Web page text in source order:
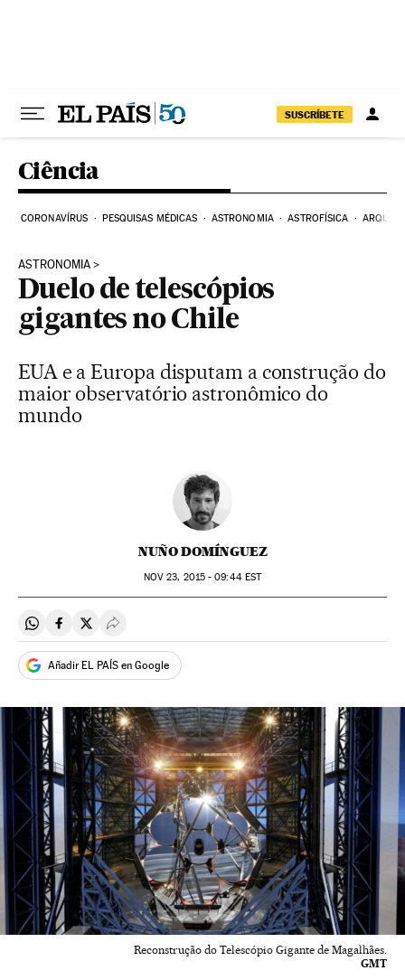
SUSCRÍBETE
Ciência
CORONAVÍRUS PESQUISAS MÉDICAS ASTRONOMIA ASTROFÍSICA
ASTRONOMIA
Duelo de telescópios
gigantes no Chile
EUA e a Europa disputam a construção do
maior observatório astronômico do
mundo
NUÑO DOMÍNGUEZ
NOV 23, 2015 - 09:44EST
Compartir en Whatsapp
Compartir en Facebook
Compartir en Twitter
Desplegar Redes Sociales
Añadir EL PAÍS en Google
Reconstrução do Telescópio Gigante de Magalhães.
GMT